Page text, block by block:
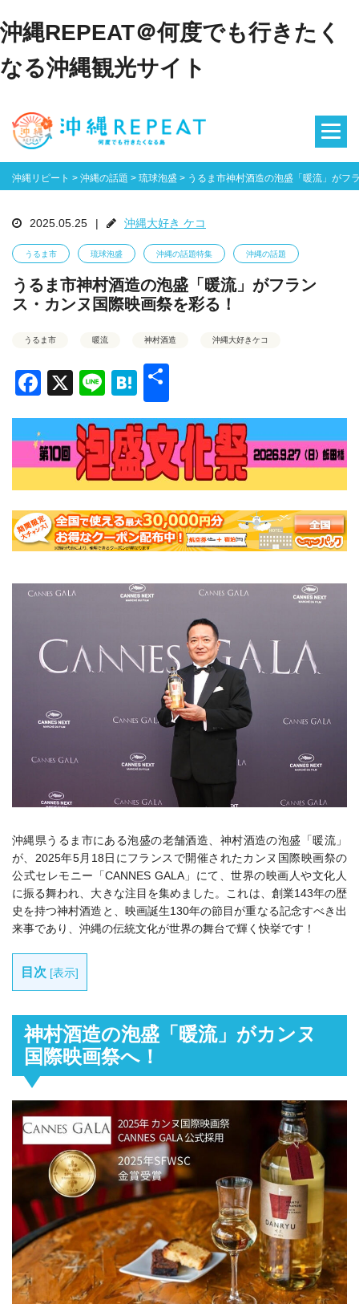
沖縄REPEAT＠何度でも行きたく
なる沖縄観光サイト
沖縄リピート > 沖縄の話題 > 琉球泡盛 > うるま市神村酒造の泡盛「暖流」がフ
2025.05.25 | 沖縄大好き ケコ
うるま市 琉球泡盛 沖縄の話題特集 沖縄の話題
うるま市神村酒造の泡盛「暖流」がフラン
ス・カンヌ国際映画祭を彩る！
うるま市 暖流 神村酒造 沖縄大好きケコ
Facebook
X LineHatena
沖縄県うるま市にある泡盛の老舗酒造、神村酒造の泡盛「暖流」
が、2025年5月18日にフランスで開催されたカンヌ国際映画祭の
公式セレモニー「CANNES GALA」にて、世界の映画人や文化人
に振る舞われ、大きな注目を集めました。これは、創業143年の歴
史を持つ神村酒造と、映画誕生130年の節目が重なる記念すべき出
来事であり、沖縄の伝統文化が世界の舞台で輝く快挙です！
目次 [表示]
神村酒造の泡盛「暖流」がカンヌ
国際映画祭へ！